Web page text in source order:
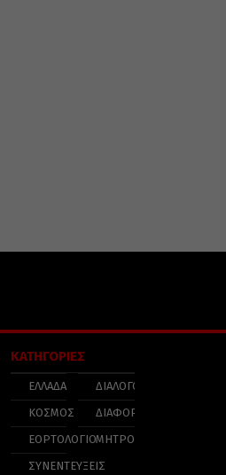
ΚΑΤΗΓΟΡΙΕΣ
ΕΛΛΑΔΑ
ΚΟΣΜΟΣ
ΕΟΡΤΟΛΟΓΙΟ
ΣΥΝΕΝΤΕΥΞΕΙΣ
ΔΙΑΛΟΓΟΣ
ΔΙΑΦΟΡΑ
ΜΗΤΡΟΠΟΛΕΙΣ